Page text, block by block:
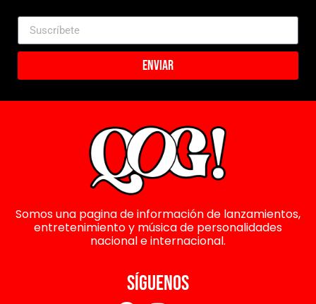
Enviar
Somos una pagina de información de lanzamientos,
entretenimiento y música de personalidades
nacional e internacional.
SÍGUENOS